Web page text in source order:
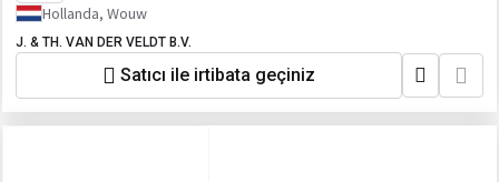
Hollanda, Wouw
J. & TH. VAN DER VELDT B.V.
Satıcı ile irtibata geçiniz